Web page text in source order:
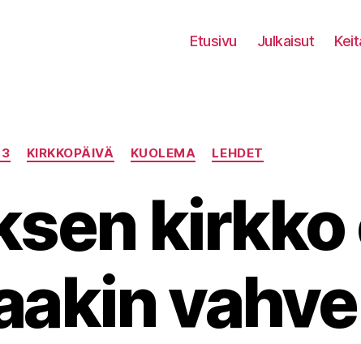
Etusivu Julkaisut
Kategoriat
KIRKKOPÄIVÄ KUOLEMA LEHDET
kirkko